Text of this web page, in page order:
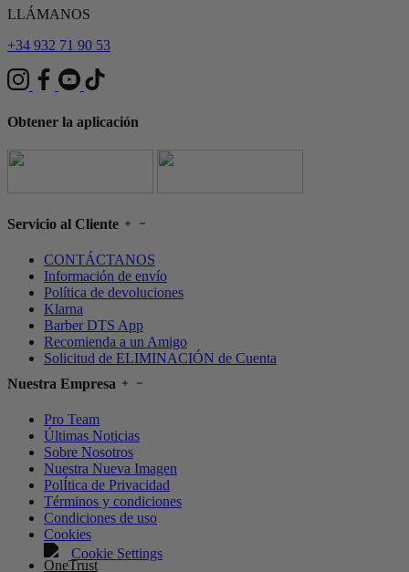
LLÁMANOS
+34 932 71 90 53
Obtener la aplicación
Servicio al Cliente
CONTÁCTANOS
Información de envío
Política de devoluciones
Klarna
Barber DTS App
Recomienda a un Amigo
Solicitud de ELIMINACIÓN de Cuenta
Nuestra Empresa
Pro Team
Últimas Noticias
Sobre Nosotros
Nuestra Nueva Imagen
PolÍtica de Privacidad
Términos y condiciones
Condiciones de uso
Cookies
Cookie Settings